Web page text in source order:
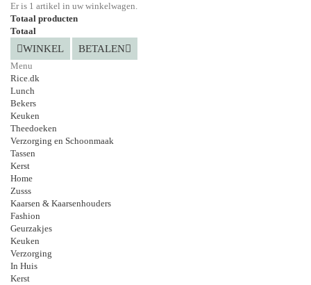
Er is 1 artikel in uw winkelwagen.
Totaal producten
Totaal
WINKEL BETALEN
Menu
Rice.dk
Lunch
Bekers
Keuken
Theedoeken
Verzorging en Schoonmaak
Tassen
Kerst
Home
Zusss
Kaarsen & Kaarsenhouders
Fashion
Geurzakjes
Keuken
Verzorging
In Huis
Kerst